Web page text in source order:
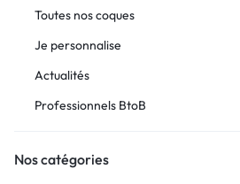
Toutes nos coques
Je personnalise
Actualités
Professionnels BtoB
Nos catégories